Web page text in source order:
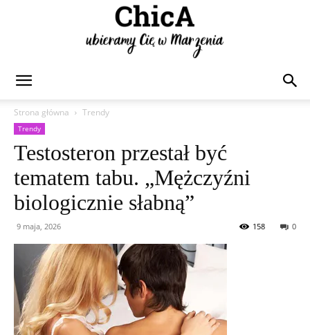
Strona główna
Trendy
Trendy
Testosteron przestał być
tematem tabu. „Mężczyźni
biologicznie słabną”
9 maja, 2026 0
158